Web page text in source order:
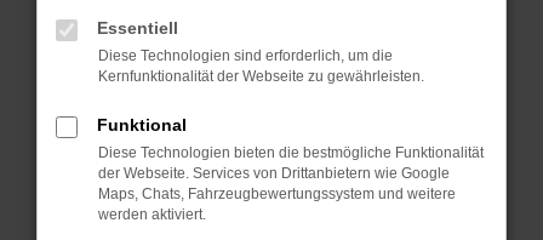
Manche Erweiterungen, wie Werbeblocker,
können das Laden bestimmter Seiten
verhindern. Funktioniert die Seite in einem
Fenster?
Starte dein Gerät neu.
Das kann manchmal helfen, vorübergehende
Probleme zu beheben.
Essentiell
Diese Technologien sind erforderlich, um die
Kernfunktionalität der Webseite zu gewährleisten.
Funktional
Diese Technologien bieten die bestmögliche Funktionalität
der Webseite. Services von Drittanbietern wie Google
Maps, Chats, Fahrzeugbewertungssystem und weitere
werden aktiviert.